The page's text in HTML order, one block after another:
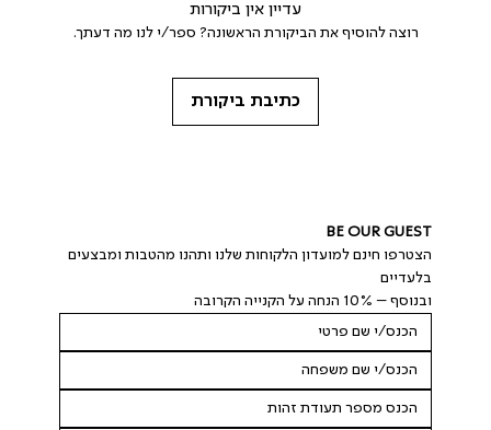
עדיין אין ביקורות
רוצה להוסיף את הביקורת הראשונה? ספר/י לנו מה דעתך.
כתיבת ביקורת
BE OUR GUEST
הצטרפו חינם למועדון הלקוחות שלנו ותהנו מהטבות ומבצעים
בלעדיים
ובנוסף – 10% הנחה על הקנייה הקרובה